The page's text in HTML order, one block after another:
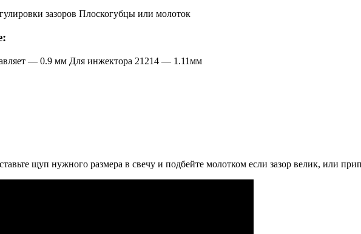
зазоров Плоскогубцы или молоток
— 0.9 мм Для инжектора 21214 — 1.11мм
щуп нужного размера в свечу и подбейте молотком если зазор велик, или